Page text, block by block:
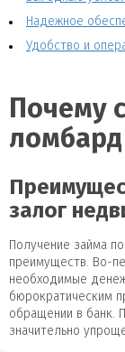
Надежное
Удобство и
Почему
залог
Получение займа
преимуществ. Во-
необходимые
бюрократическим
обращении в банк.
значительно